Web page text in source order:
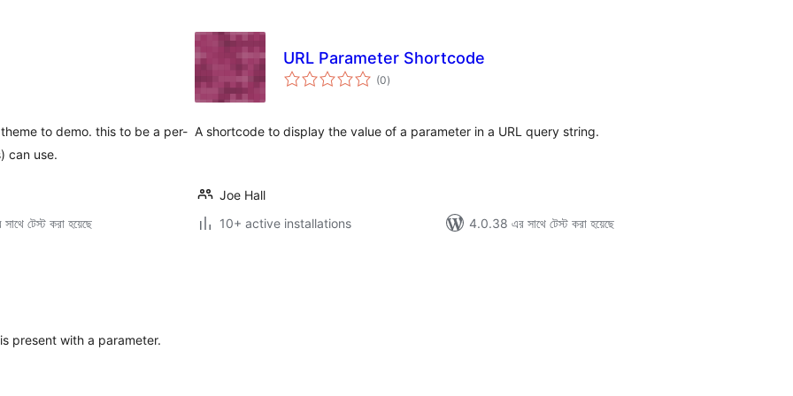
to demo. this to be a per-
can use.
টেস্ট করা হয়েছে
URL Parameter Shortcode
(0total
ratings
)
A shortcode to display the value of a parameter in a URL query string.
Joe Hall
10+ active installations
4.0.38 এর সাথে টেস্ট করা হয়েছে
present with a parameter.